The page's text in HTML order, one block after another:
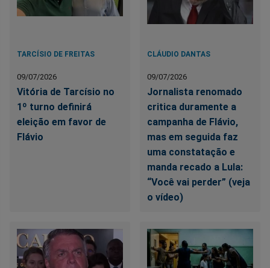
TARCÍSIO DE FREITAS
09/07/2026
Vitória de Tarcísio no
1º turno definirá
eleição em favor de
Flávio
CLÁUDIO DANTAS
09/07/2026
Jornalista renomado
critica duramente a
campanha de Flávio,
mas em seguida faz
uma constatação e
manda recado a Lula:
“Você vai perder” (veja
o vídeo)